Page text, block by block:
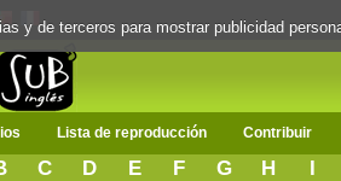
Lista de reproducción Contribuir
C D E F G H I
y de terceros para mostrar publicidad